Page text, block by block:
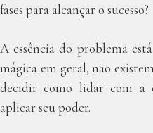
fases para alcançar o sucesso?
A essência do problema
mágica em geral, não
decidir como lidar com a
aplicar seu poder.